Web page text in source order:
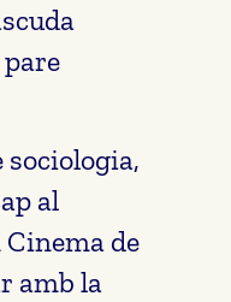
sociologia,
al
de
amb la